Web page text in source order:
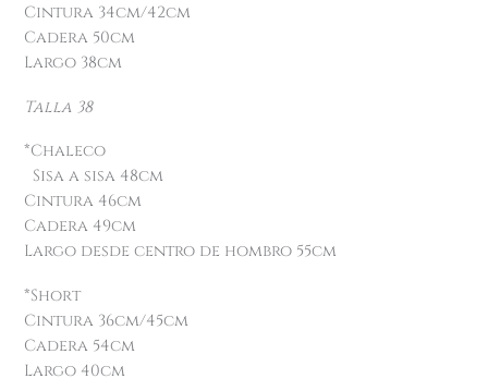
Cintura 34cm/42cm
Cadera 50cm
Largo 38cm
Talla 38
*Chaleco
Sisa a sisa 48cm
Cintura 46cm
Cadera 49cm
Largo desde centro de hombro 55cm
*Short
Cintura 36cm/45cm
Cadera 54cm
Largo 40cm